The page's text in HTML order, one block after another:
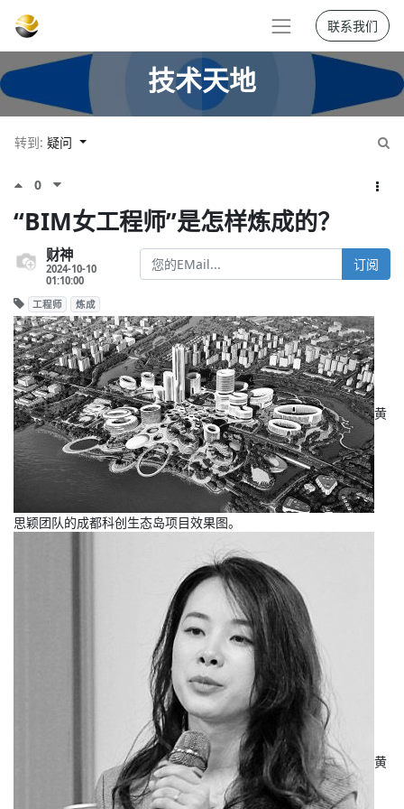
联系我们
技术天地
转到: 疑问
0
“BIM女工程师”是怎样炼成的？
财神
2024-10-10
01:10:00
订阅
工程师 炼成
黄
思颖团队的成都科创生态岛项目效果图。
黄